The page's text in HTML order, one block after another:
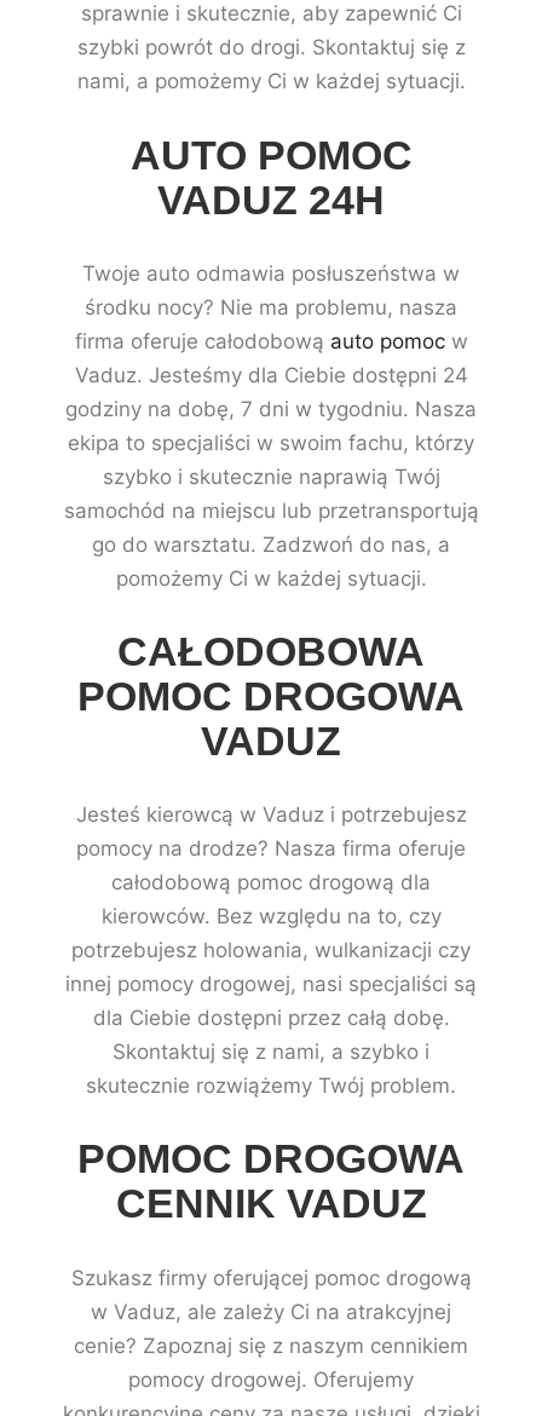
sprawnie i skutecznie, aby zapewnić Ci
szybki powrót do drogi. Skontaktuj się z
nami, a pomożemy Ci w każdej sytuacji.
AUTO POMOC
VADUZ 24H
Twoje auto odmawia posłuszeństwa w
środku nocy? Nie ma problemu, nasza
firma oferuje całodobową auto pomocw
Vaduz. Jesteśmy dla Ciebie dostępni 24
godziny na dobę, 7 dni w tygodniu. Nasza
ekipa to specjaliści w swoim fachu, którzy
szybko i skutecznie naprawią Twój
samochód na miejscu lub przetransportują
go do warsztatu. Zadzwoń do nas, a
pomożemy Ci w każdej sytuacji.
CAŁODOBOWA
POMOC DROGOWA
VADUZ
Jesteś kierowcą w Vaduz i potrzebujesz
pomocy na drodze? Nasza firma oferuje
całodobową pomoc drogową dla
kierowców. Bez względu na to, czy
potrzebujesz holowania, wulkanizacji czy
innej pomocy drogowej, nasi specjaliści są
dla Ciebie dostępni przez całą dobę.
Skontaktuj się z nami, a szybko i
skutecznie rozwiążemy Twój problem.
POMOC DROGOWA
CENNIK VADUZ
Szukasz firmy oferującej pomoc drogową
w Vaduz, ale zależy Ci na atrakcyjnej
cenie? Zapoznaj się z naszym cennikiem
pomocy drogowej. Oferujemy